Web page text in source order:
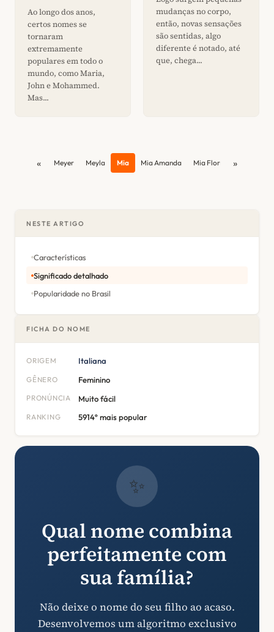
Ao longo dos anos,
certos nomes se
tornaram
extremamente
populares em todo o
mundo, como Maria,
John e Mohammed.
Mas...
mudanças no corpo,
então, novas sensações
são sentidas, algo
diferente é notado, até
que, chega...
« Meyer Meyla Mia Mia Amanda Mia Flor »
NESTE ARTIGO
Características
Significado detalhado
Popularidade no Brasil
FICHA DO NOME
ORIGEM Italiana
GÊNERO Feminino
PRONÚNCIA Muito fácil
RANKING 5914º mais popular
✨
Qual nome combina
perfeitamente com
sua família?
Não deixe o nome do seu filho ao acaso.
Desenvolvemos um algoritmo exclusivo